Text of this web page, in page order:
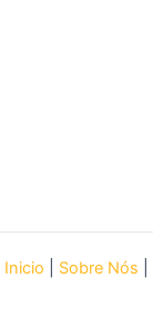
Inicio Sobre Nós